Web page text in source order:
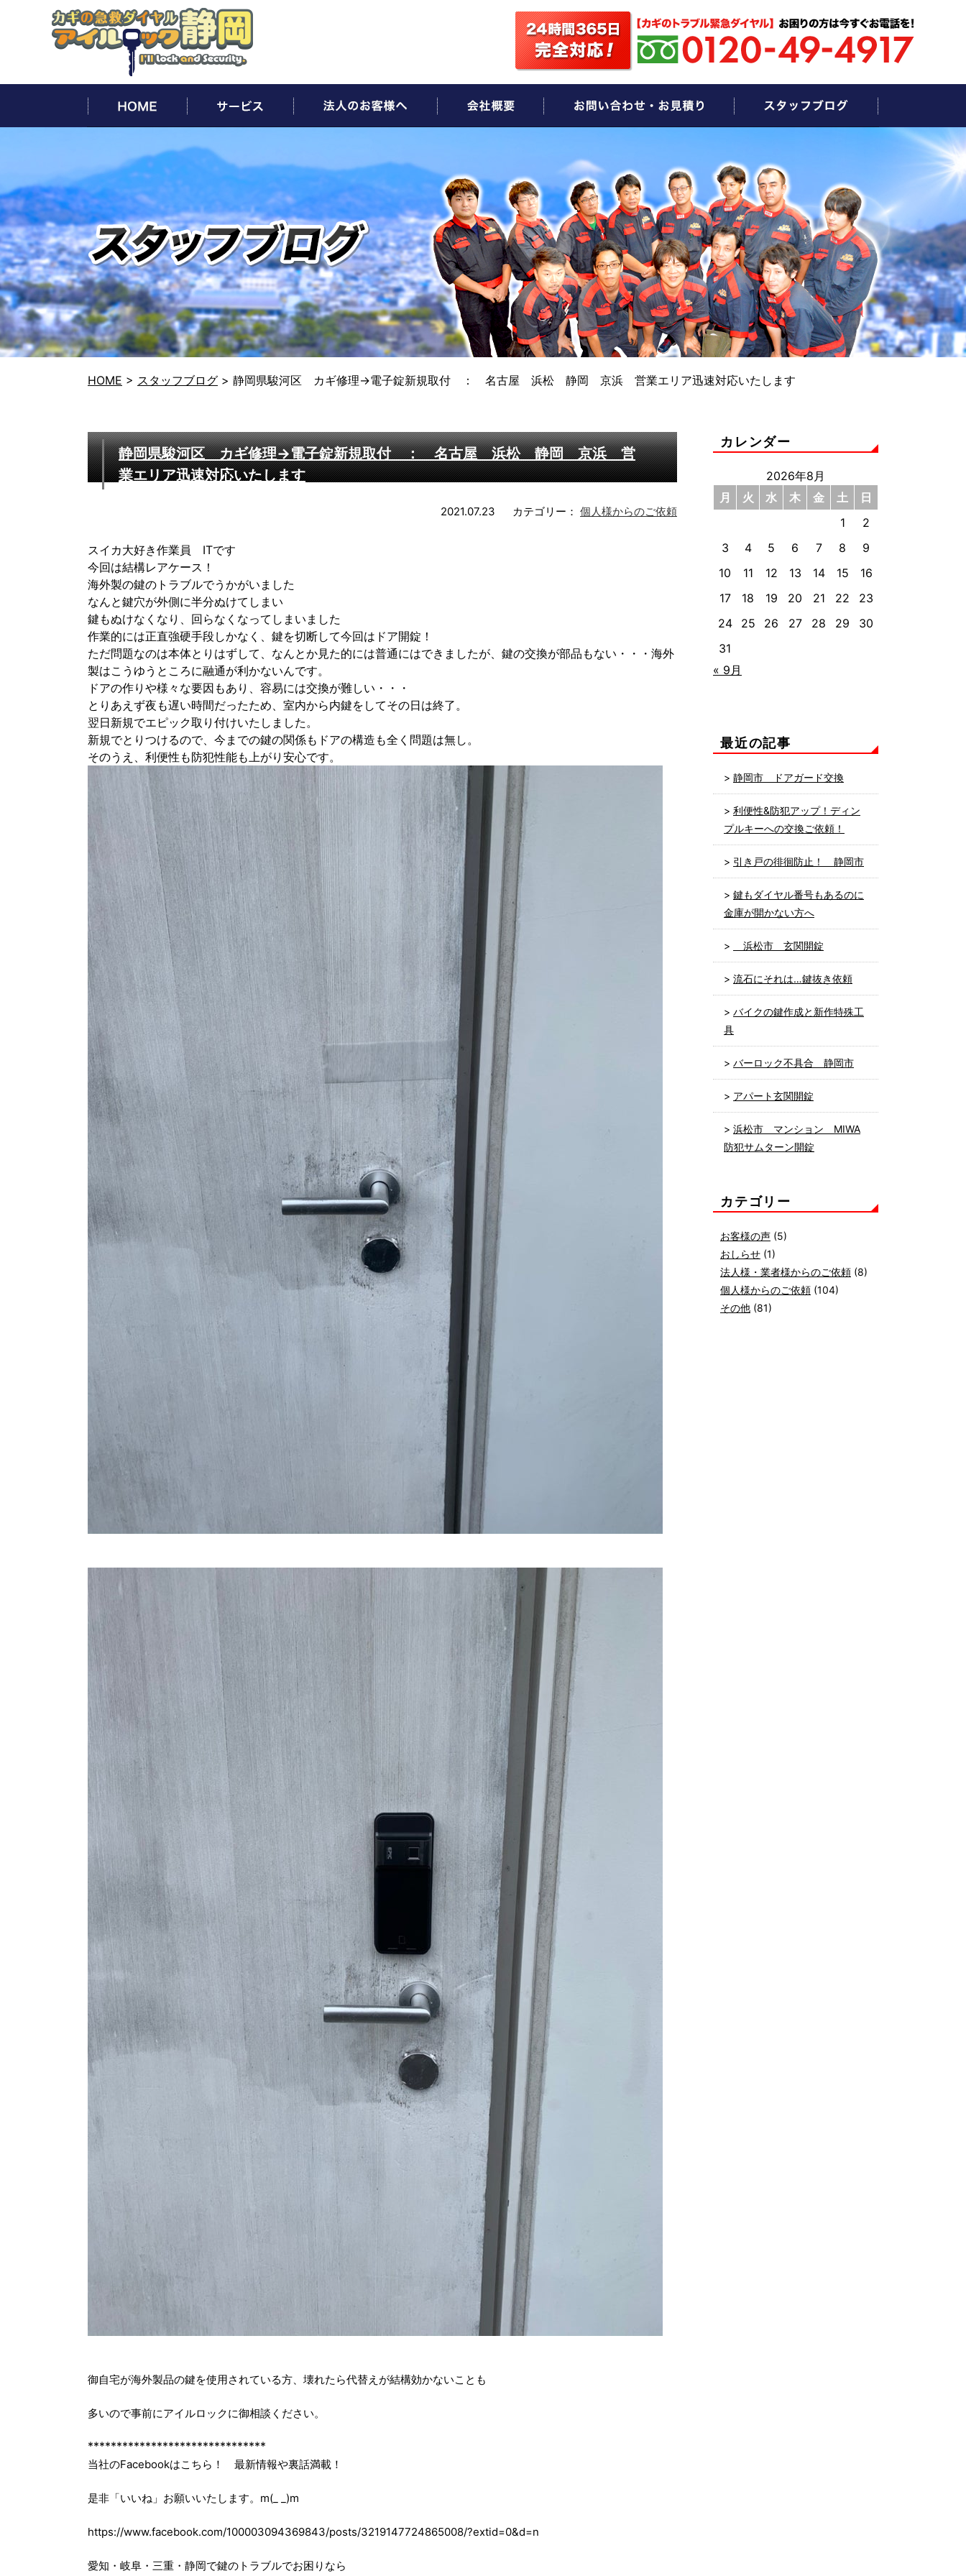
HOME > スタッフブログ > 静岡県駿河区 カギ修理→電子錠新規取付 ： 名古屋 浜松 静岡 京浜 営業エリア迅速対応いたします
静岡県駿河区 カギ修理→電子錠新規取付 ： 名古屋 浜松 静岡 京浜 営
業エリア迅速対応いたします
2021.07.23 カテゴリー： 個人様からのご依頼
スイカ大好き作業員 ITです
今回は結構レアケース！
海外製の鍵のトラブルでうかがいました
なんと鍵穴が外側に半分ぬけてしまい
鍵もぬけなくなり、回らなくなってしまいました
作業的には正直強硬手段しかなく、鍵を切断して今回はドア開錠！
ただ問題なのは本体とりはずして、なんとか見た的には普通にはできましたが、鍵の交換が部品もない・・・海外
製はこうゆうところに融通が利かないんです。
ドアの作りや様々な要因もあり、容易には交換が難しい・・・
とりあえず夜も遅い時間だったため、室内から内鍵をしてその日は終了。
翌日新規でエピック取り付けいたしました。
新規でとりつけるので、今までの鍵の関係もドアの構造も全く問題は無し。
そのうえ、利便性も防犯性能も上がり安心です。
御自宅が海外製品の鍵を使用されている方、壊れたら代替えが結構効かないことも
多いので事前にアイルロックに御相談ください。
*******************************
当社のFacebookはこちら！ 最新情報や裏話満載！
是非「いいね」お願いいたします。m(_ _)m
https://www.facebook.com/100003094369843/posts/3219147724865008/?extid=0&d=n
愛知・岐阜・三重・静岡で鍵のトラブルでお困りなら
カレンダー
2026年8月
月
火 水 木 金 土
日
1
2
3
4 5 6 7 8
9
10
11 12 13 14 15
16
17
18 19 20 21 22
23
24
25 26 27 28 29
30
31
« 9月
最近の記事
静岡市 ドアガード交換
利便性&防犯アップ！ディン
プルキーへの交換ご依頼！
引き戸の徘徊防止！ 静岡市
鍵もダイヤル番号もあるのに
金庫が開かない方へ
浜松市 玄関開錠
流石にそれは…鍵抜き依頼
バイクの鍵作成と新作特殊工
具
バーロック不具合 静岡市
アパート玄関開錠
浜松市 マンション MIWA
防犯サムターン開錠
カテゴリー
お客様の声 (5)
おしらせ (1)
法人様・業者様からのご依頼 (8)
個人様からのご依頼 (104)
その他 (81)